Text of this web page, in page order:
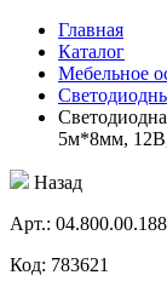
Главная
Каталог
Мебельное
5м*8мм,
Назад
Aрт.: 04.800.00.188
Код: 783621